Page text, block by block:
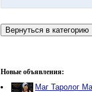
Новые объявления:
Маг Таролог